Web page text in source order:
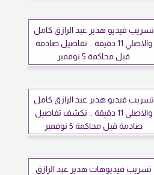
تسريب فيديو هدير عبد الرازق كامل
والاصلي 11 دقيقة .. تفاصيل صادمة
قبل محاكمة 5 نوفمبر
تسريب فيديو هدير عبد الرازق كامل
والاصلي 11 دقيقة .. نكشف تفاصيل
صادمة قبل محاكمة 5 نوفمبر
تسريب فيديوهات هدير عبد الرازق